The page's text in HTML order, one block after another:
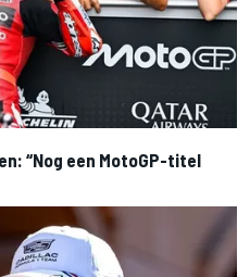
“Nog een MotoGP-titel